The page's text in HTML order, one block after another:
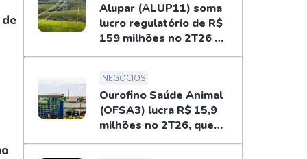
Alupar (ALUP11) soma
lucro regulatório de R$
159 milhões no 2T26 e
libera dividendos
NEGÓCIOS
Ourofino Saúde Animal
(OFSA3) lucra R$ 15,9
milhões no 2T26, queda
de 33%